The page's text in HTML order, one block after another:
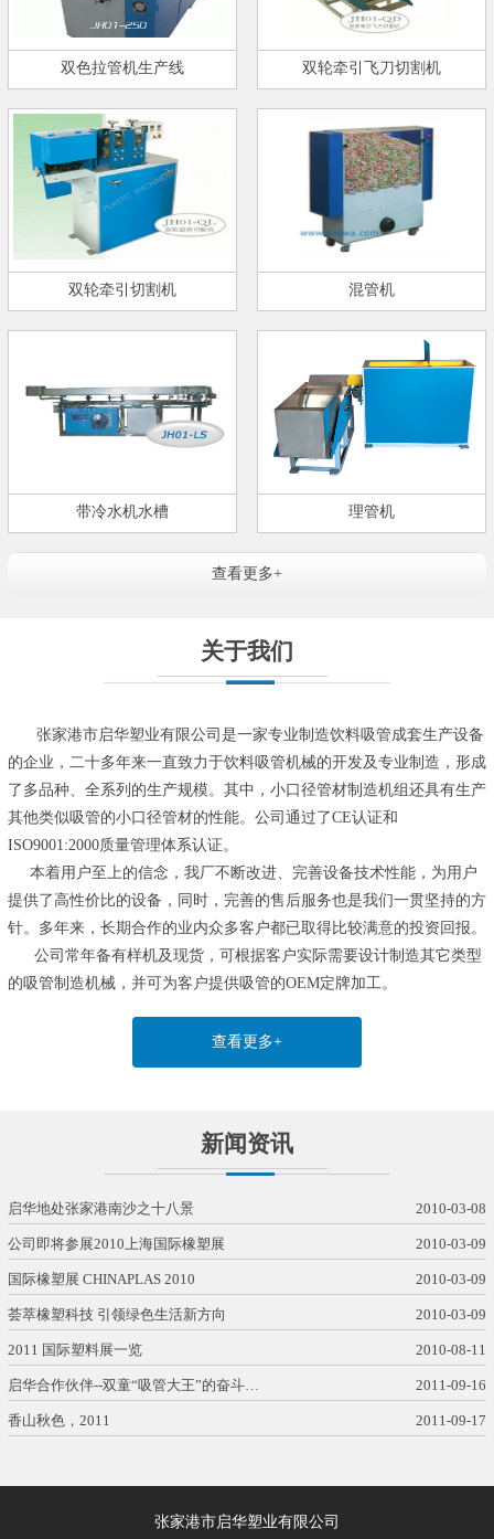
双色拉管机生产线 双轮牵引飞刀切割机
双轮牵引切割机 混管机
带冷水机水槽 理管机
查看更多+
关于我们
张家港市启华塑业有限公司是一家专业制造饮料吸管成套生产设备
的企业，二十多年来一直致力于饮料吸管机械的开发及专业制造，形成
了多品种、全系列的生产规模。其中，小口径管材制造机组还具有生产
其他类似吸管的小口径管材的性能。公司通过了CE认证和
ISO9001:2000质量管理体系认证。
本着用户至上的信念，我厂不断改进、完善设备技术性能，为用户
提供了高性价比的设备，同时，完善的售后服务也是我们一贯坚持的方
针。多年来，长期合作的业内众多客户都已取得比较满意的投资回报。
公司常年备有样机及现货，可根据客户实际需要设计制造其它类型
的吸管制造机械，并可为客户提供吸管的OEM定牌加工。
查看更多+
新闻资讯
启华地处张家港南沙之十八景 2010-03-08
公司即将参展2010上海国际橡塑展 2010-03-09
国际橡塑展 CHINAPLAS 2010 2010-03-09
荟萃橡塑科技 引领绿色生活新方向 2010-03-09
2011 国际塑料展一览 2010-08-11
启华合作伙伴--双童“吸管大王”的奋斗… 2011-09-16
香山秋色，2011 2011-09-17
张家港市启华塑业有限公司